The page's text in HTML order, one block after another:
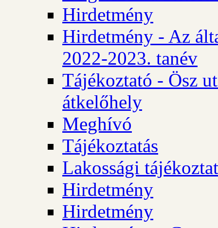
Hirdetmény
Hirdetmény - Az
2022-2023. tanév
Tájékoztató - Ösz
átkelőhely
Meghívó
Tájékoztatás
Lakossági
Hirdetmény
Hirdetmény